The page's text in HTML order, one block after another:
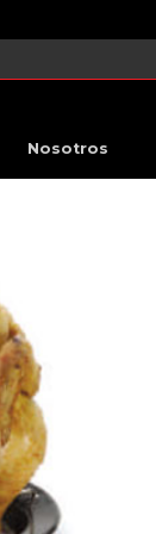
Nosotros